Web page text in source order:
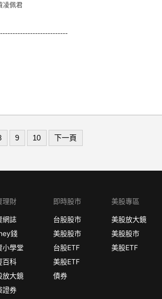
凌佩君
9 10 下一頁
理財
網誌
錢
小學堂
百科
放大鏡
證券
即時股市
台股股市
美股股市
台股ETF
美股ETF
債券
美股專區
美股放大鏡
美股股市
美股ETF